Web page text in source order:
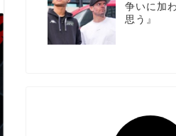
争いに加
思う』